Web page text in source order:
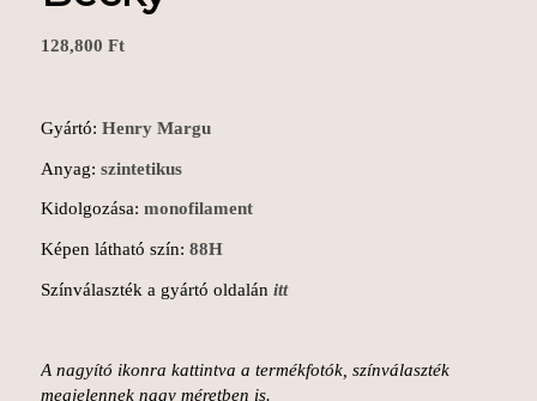
128,800 Ft
Gyártó: Henry Margu
Anyag: szintetikus
Kidolgozása: monofilament
Képen látható szín: 88H
Színválaszték a gyártó oldalán itt
A nagyító ikonra kattintva a termékfotók, színválaszték
megjelennek nagy méretben is.